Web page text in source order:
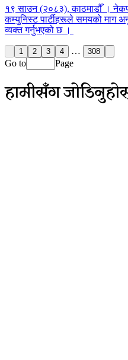
१९ साउन (२०८३), काठमाडौँ ।
कम्युनिस्ट पार्टीहरूले समयको माग
व्यक्त गर्नुभएको छ ।
1 2 3 4 … 308
Go to Page
हामीसँग